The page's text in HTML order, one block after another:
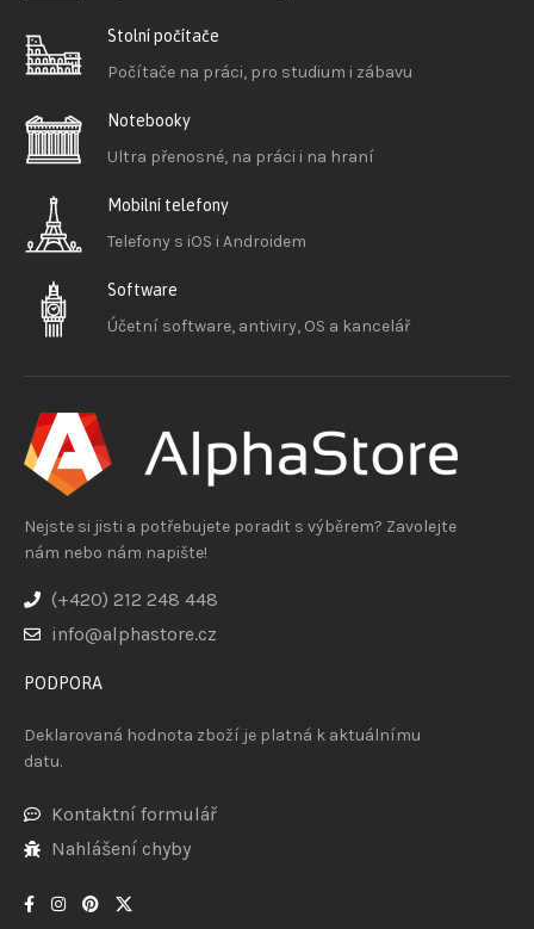
Stolní počítače
Počítače na práci, pro studium i zábavu
Notebooky
Ultra přenosné, na práci i na hraní
Mobilní telefony
Telefony s iOS i Androidem
Software
Účetní software, antiviry, OS a kancelář
Nejste si jisti a potřebujete poradit s výběrem? Zavolejte
nám nebo nám napište!
(+420) 212 248 448
info@alphastore.cz
PODPORA
Deklarovaná hodnota zboží je platná k aktuálnímu
datu.
Kontaktní formulář
Nahlášení chyby